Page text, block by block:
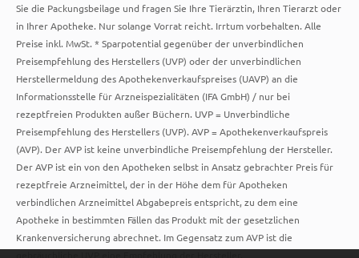
Sie die Packungsbeilage und fragen Sie Ihre Tierärztin, Ihren Tierarzt oder
in Ihrer Apotheke. Nur solange Vorrat reicht. Irrtum vorbehalten. Alle
Preise inkl. MwSt. * Sparpotential gegenüber der unverbindlichen
Preisempfehlung des Herstellers (UVP) oder der unverbindlichen
Herstellermeldung des Apothekenverkaufspreises (UAVP) an die
Informationsstelle für Arzneispezialitäten (IFA GmbH) / nur bei
rezeptfreien Produkten außer Büchern. UVP = Unverbindliche
Preisempfehlung des Herstellers (UVP). AVP = Apothekenverkaufspreis
(AVP). Der AVP ist keine unverbindliche Preisempfehlung der Hersteller.
Der AVP ist ein von den Apotheken selbst in Ansatz gebrachter Preis für
rezeptfreie Arzneimittel, der in der Höhe dem für Apotheken
verbindlichen Arzneimittel Abgabepreis entspricht, zu dem eine
Apotheke in bestimmten Fällen das Produkt mit der gesetzlichen
Krankenversicherung abrechnet. Im Gegensatz zum AVP ist die